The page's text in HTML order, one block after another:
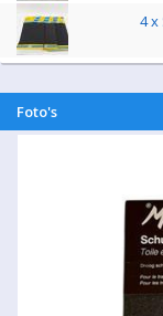
4
Foto's